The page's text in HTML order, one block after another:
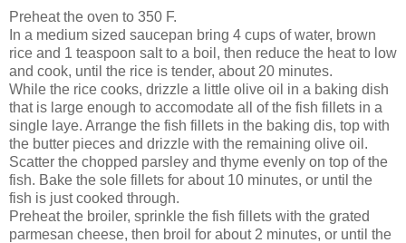
Preheat the oven to 350 F.
In a medium sized saucepan bring 4 cups of water, brown
rice and 1 teaspoon salt to a boil, then reduce the heat to low
and cook, until the rice is tender, about 20 minutes.
While the rice cooks, drizzle a little olive oil in a baking dish
that is large enough to accomodate all of the fish fillets in a
single laye. Arrange the fish fillets in the baking dis, top with
the butter pieces and drizzle with the remaining olive oil.
Scatter the chopped parsley and thyme evenly on top of the
fish. Bake the sole fillets for about 10 minutes, or until the
fish is just cooked through.
Preheat the broiler, sprinkle the fish fillets with the grated
parmesan cheese, then broil for about 2 minutes, or until the